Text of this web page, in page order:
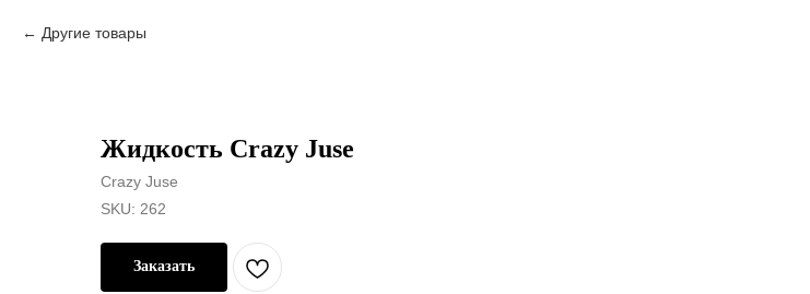
Другие товары
Жидкость Crazy Juse
Crazy Juse
SKU: 262
Заказать